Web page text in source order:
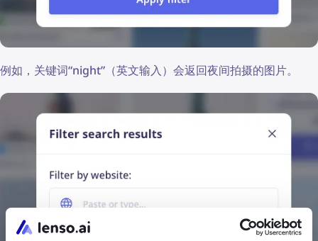
例如，关键词“night”（英文输入）会返回夜间拍摄的图片。